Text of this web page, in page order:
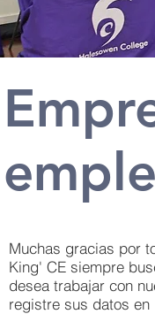
Muchas gracias por
King' CE siempre
desea trabajar con
registre sus datos